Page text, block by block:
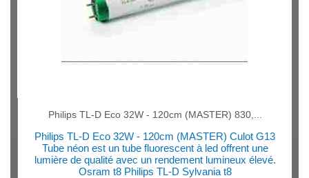
Philips TL-D Eco 32W - 120cm (MASTER) 830,...
Philips TL-D Eco 32W - 120cm (MASTER) Culot G13
Tube néon est un tube fluorescent à led offrent une
lumière de qualité avec un rendement lumineux élevé.
Osram t8 Philips TL-D Sylvania t8